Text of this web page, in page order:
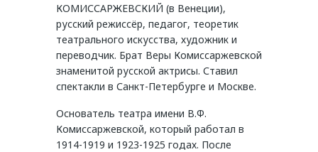
КОМИССАРЖЕВСКИЙ (в Венеции),
русский режиссёр, педагог, теоретик
театрального искусства, художник и
переводчик. Брат Веры Комиссаржевской
знаменитой русской актрисы. Ставил
спектакли в Санкт-Петербурге и Москве.
Основатель театра имени В.Ф.
Комиссаржевской, который работал в
1914-1919 и 1923-1925 годах. После